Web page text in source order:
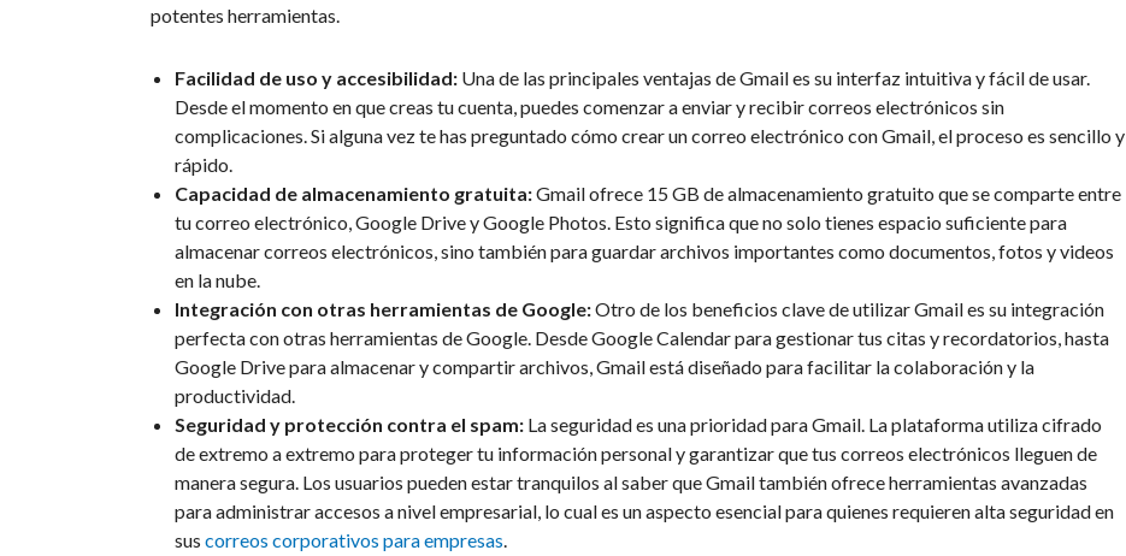
potentes herramientas.
Facilidad de uso y accesibilidad:Una de las principales ventajas de Gmail es su interfaz intuitiva y fácil de usar.
Desde el momento en que creas tu cuenta, puedes comenzar a enviar y recibir correos electrónicos sin
complicaciones. Si alguna vez te has preguntado cómo crear un correo electrónico con Gmail, el proceso es sencillo y
rápido.
Capacidad de almacenamiento gratuita:Gmail ofrece 15 GB de almacenamiento gratuito que se comparte entre
tu correo electrónico, Google Drive y Google Photos. Esto significa que no solo tienes espacio suficiente para
almacenar correos electrónicos, sino también para guardar archivos importantes como documentos, fotos y videos
en la nube.
Integración con otras herramientas de Google:Otro de los beneficios clave de utilizar Gmail es su integración
perfecta con otras herramientas de Google. Desde Google Calendar para gestionar tus citas y recordatorios, hasta
Google Drive para almacenar y compartir archivos, Gmail está diseñado para facilitar la colaboración y la
productividad.
Seguridad y protección contra el spam:La seguridad es una prioridad para Gmail. La plataforma utiliza cifrado
de extremo a extremo para proteger tu información personal y garantizar que tus correos electrónicos lleguen de
manera segura. Los usuarios pueden estar tranquilos al saber que Gmail también ofrece herramientas avanzadas
para administrar accesos a nivel empresarial, lo cual es un aspecto esencial para quienes requieren alta seguridad en
sus correos corporativos para empresas.